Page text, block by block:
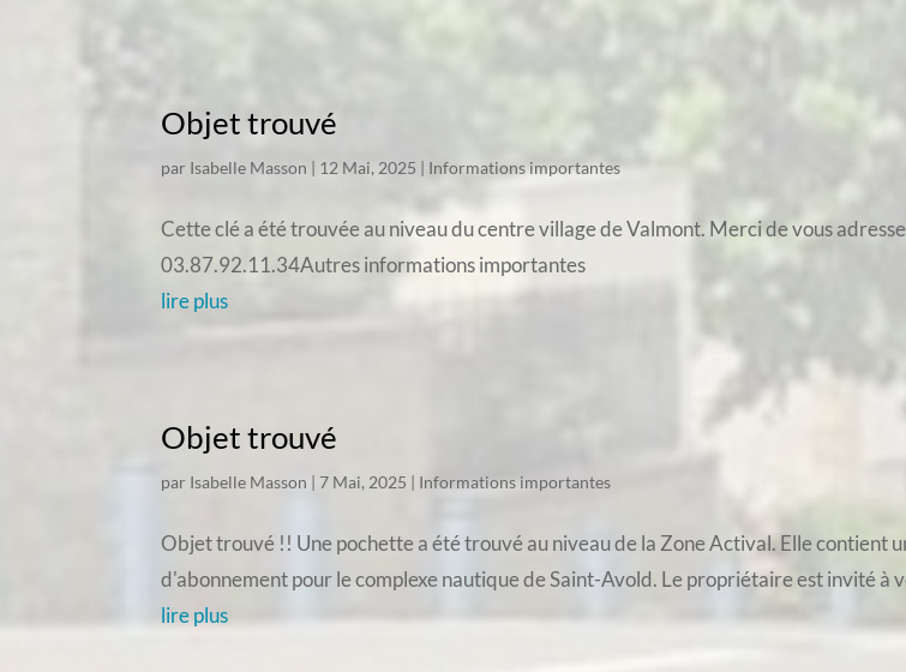
Objet trouvé
par Isabelle Masson | 12 Mai, 2025 | Informations importantes
Cette clé a été trouvée au niveau du centre village de Valmont. Merci de vous
03.87.92.11.34Autres informations importantes
lire plus
Objet trouvé
par Isabelle Masson |7 Mai, 2025 | Informations importantes
Objet trouvé !! Une pochette a été trouvé au niveau de la Zone Actival. Elle contient
d'abonnement pour le complexe nautique de Saint-Avold. Le propriétaire est invité à
lire plus